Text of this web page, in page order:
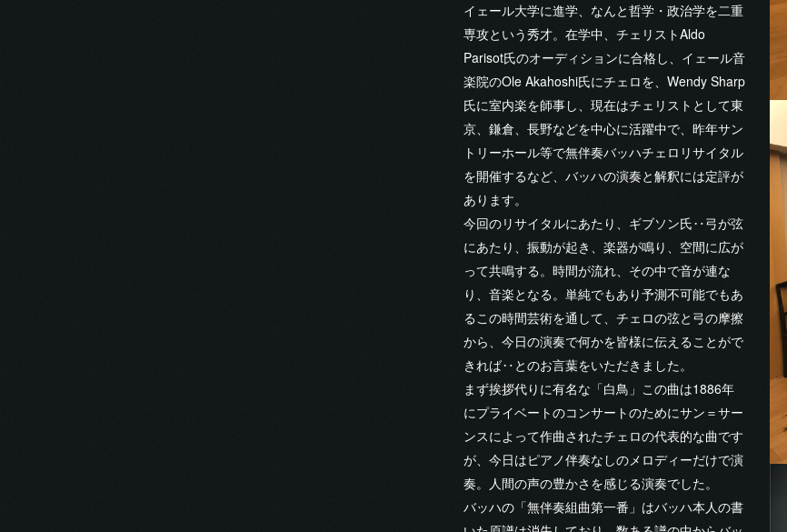
イェール大学に進学、なんと哲学・政治学を二重
専攻という秀才。在学中、チェリストAldo
Parisot氏のオーディションに合格し、イェール音
楽院のOle Akahoshi氏にチェロを、Wendy Sharp
氏に室内楽を師事し、現在はチェリストとして東
京、鎌倉、長野などを中心に活躍中で、昨年サン
トリーホール等で無伴奏バッハチェロリサイタル
を開催するなど、バッハの演奏と解釈には定評が
あります。
今回のリサイタルにあたり、ギブソン氏‥弓が弦
にあたり、振動が起き、楽器が鳴り、空間に広が
って共鳴する。時間が流れ、その中で音が連な
り、音楽となる。単純でもあり予測不可能でもあ
るこの時間芸術を通して、チェロの弦と弓の摩擦
から、今日の演奏で何かを皆様に伝えることがで
きれば‥とのお言葉をいただきました。
まず挨拶代りに有名な「白鳥」この曲は1886年
にプライベートのコンサートのためにサン＝サー
ンスによって作曲されたチェロの代表的な曲です
が、今日はピアノ伴奏なしのメロディーだけで演
奏。人間の声の豊かさを感じる演奏でした。
バッハの「無伴奏組曲第一番」はバッハ本人の書